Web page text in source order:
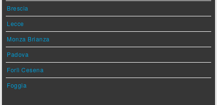
Brescia
Lecce
Monza Brianza
Padova
Forlì Cesena
Foggia